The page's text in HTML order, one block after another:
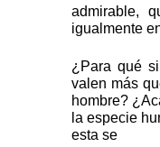
admirable,
igualmente
¿Para qué
valen más
hombre?
la especie
esta se